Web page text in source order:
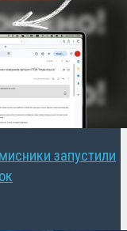
запустили